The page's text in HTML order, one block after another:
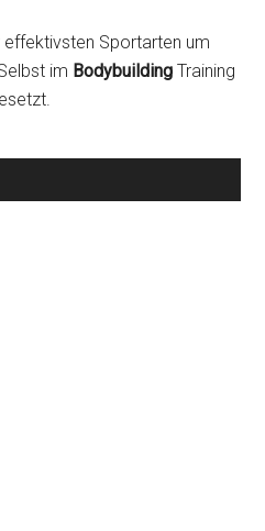
Sportarten um
im Bodybuilding Training